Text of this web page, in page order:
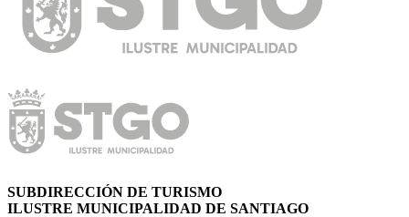
SUBDIRECCIÓN DE TURISMO
ILUSTRE MUNICIPALIDAD DE SANTIAGO